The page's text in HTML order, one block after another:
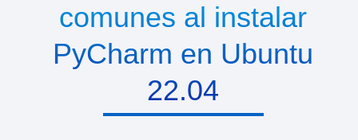
comunes al instalar
PyCharm en Ubuntu
22.04